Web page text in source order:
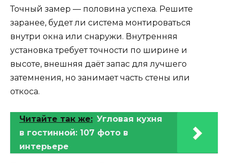
Точный замер — половина успеха. Решите
заранее, будет ли система монтироваться
внутри окна или снаружи. Внутренняя
установка требует точности по ширине и
высоте, внешняя даёт запас для лучшего
затемнения, но занимает часть стены или
откоса.
Читайте так же: Угловая кухня
в гостинной: 107 фото в
интерьере